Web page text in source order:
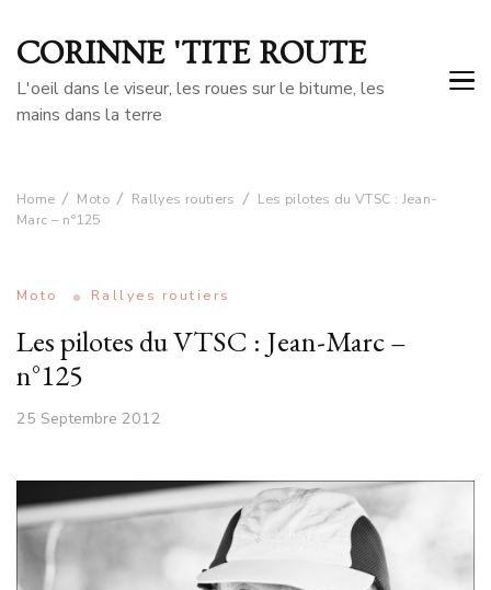
CORINNE 'TITE ROUTE
L'oeil dans le viseur, les roues sur le bitume, les
mains dans la terre
Home Moto Rallyes routiers
Les pilotes du VTSC : Jean-
Marc – n°125
Moto Rallyes routiers
Les pilotes du VTSC : Jean-Marc –
n°125
25 Septembre 2012